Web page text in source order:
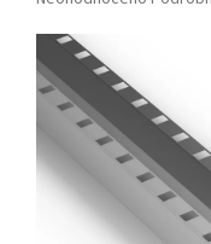
produktu
je
0,0
hvězdiček.